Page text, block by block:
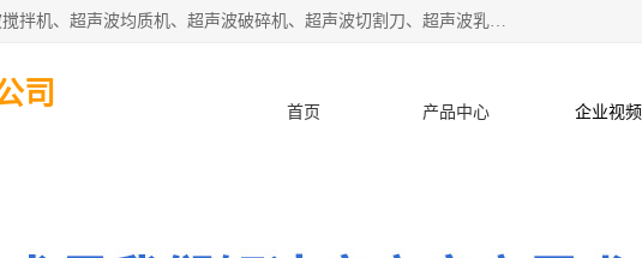
杭州振源超声设备有限公司主营产品：超声波分散机、超声波搅拌机、超声波均质机、超声波破碎机、超声波切割刀、超声波乳化机、超声波提取机、超声波振动棒等设备。秉承诚信经营、品质至上的服务宗旨，与多家企业建立了长期的合作关系。公司坚持以质量赢市场，以服务赢客户，始终以客户利益为中心。
司
首页 产品中心 企业视频